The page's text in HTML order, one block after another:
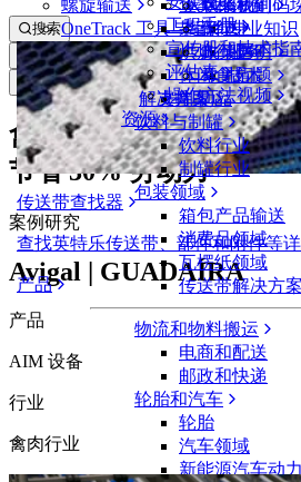
螺旋输送
OneTrack 工具与组件
传送带查找器
查找英特乐传送带、部件和附件等
产品
从包装机到码
专业知识
服务
技术
解决方案
鱼类和海鲜
果蔬行业
烘焙行业
休闲食品
乳制品
饮料与制罐
饮料行业
制罐行业
包装领域
箱包产品输送
消费品领域
瓦楞纸领域
传送带解决方案
物流和物料搬运
电商和配送
邮政和快递
轮胎和汽车
轮胎
汽车领域
新能源汽车动
工程手册
宣传册和技术指
评估表
操作方法视频
资源
联系我们
保证
政策声明
常见问题
支持
搜索
打开菜单
新闻&媒体
禽肉加工商 Avigal 利用
节省 30% 劳动力
案例研究
Avigal | GUADAÍRA
产品
AIM 设备
行业
禽肉行业